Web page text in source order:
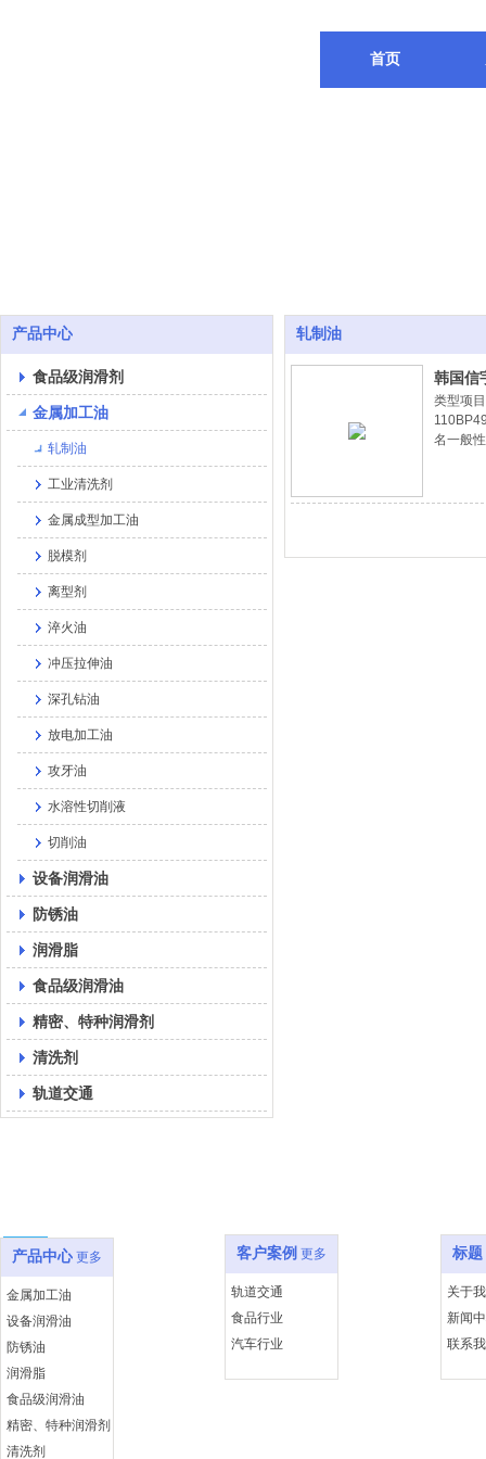
首页
产品中心
食品级润滑剂
金属加工油
轧制油
工业清洗剂
金属成型加工油
脱模剂
离型剂
淬火油
冲压拉伸油
深孔钻油
放电加工油
攻牙油
水溶性切削液
切削油
设备润滑油
防锈油
润滑脂
食品级润滑油
精密、特种润滑剂
清洗剂
轨道交通
轧制油
韩国信
类型项
名一般
产品中心 更多
金属加工油
设备润滑油
防锈油
润滑脂
食品级润滑油
精密、特种润滑剂
清洗剂
客户案例 更多
轨道交通
食品行业
汽车行业
标题
关于
新闻
联系